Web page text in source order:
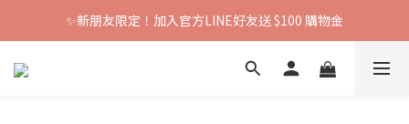
✨新朋友限定！加入官方LINE好友送 $100 購物金